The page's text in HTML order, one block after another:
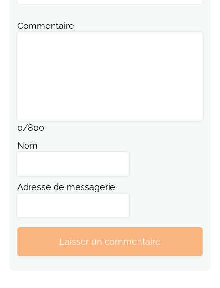
Commentaire
0/800
Nom
Adresse de messagerie
Laisser un commentaire